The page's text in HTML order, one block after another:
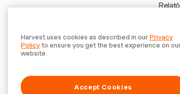
Harvest uses cookies as described in ourPrivacy
Policyto ensure you get the best experience on
website.
Accept Cookies